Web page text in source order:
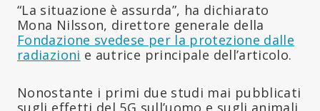
“La situazione è assurda”, ha dichiarato
Mona Nilsson, direttore generale della
Fondazione svedese per la protezione dalle
radiazioni e autrice principale dell’articolo.
Nonostante i primi due studi mai pubblicati
sugli effetti del 5G sull’uomo e sugli animali